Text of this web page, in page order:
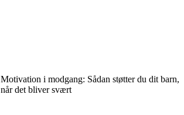
Motivation i modgang: Sådan støtter du dit barn,
når det bliver svært